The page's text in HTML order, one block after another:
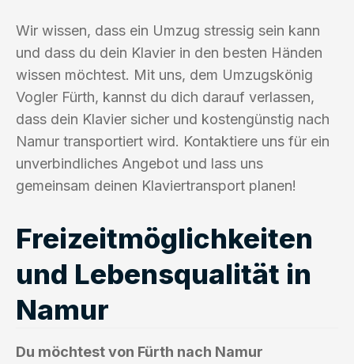
Wir wissen, dass ein Umzug stressig sein kann
und dass du dein Klavier in den besten Händen
wissen möchtest. Mit uns, dem Umzugskönig
Vogler Fürth, kannst du dich darauf verlassen,
dass dein Klavier sicher und kostengünstig nach
Namur transportiert wird. Kontaktiere uns für ein
unverbindliches Angebot und lass uns
gemeinsam deinen Klaviertransport planen!
Freizeitmöglichkeiten
und Lebensqualität in
Namur
Du möchtest von Fürth nach Namur